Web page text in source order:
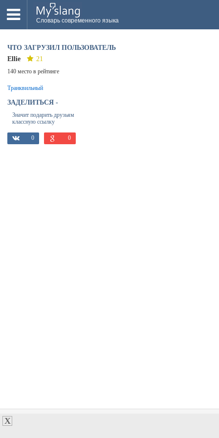
Словарь современного языка
НОВОЕ
ПОПУЛЯРНОЕ
ПРОВЕРИТЬ ЗНАНИЯ
ДОБАВИТЬ СЛОВО
ПРОСВЕТИТЕЛИ
ЧТО ЗАГРУЗИЛ ПОЛЬЗОВАТЕЛЬ
Ellie 21
140 место в рейтинге
Транквильный
ЗАДЕЛИТЬСЯ -
Значит подарить друзьям
классную ссылку